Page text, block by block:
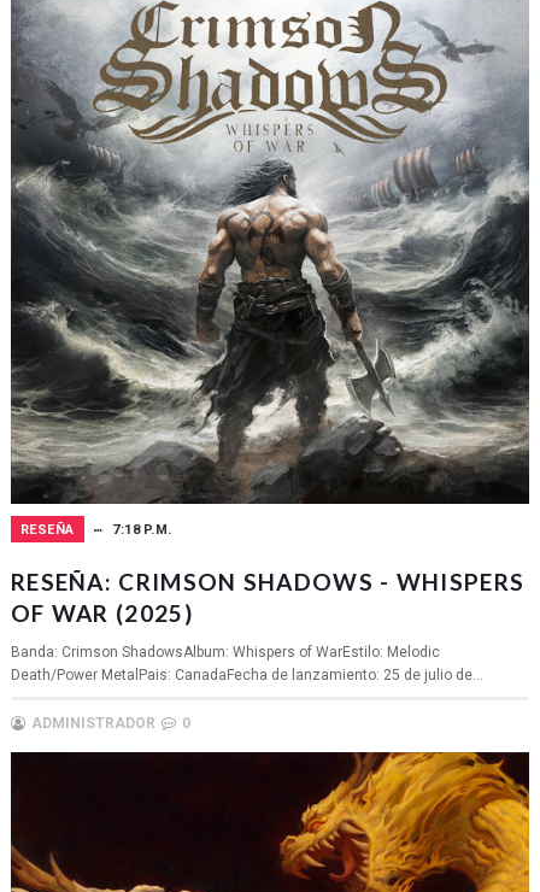
RESEÑA 7:18 P.M.
RESEÑA: CRIMSON SHADOWS - WHISPERS
OF WAR (2025)
Banda: Crimson ShadowsAlbum: Whispers of WarEstilo: Melodic
Death/Power MetalPais: CanadaFecha de lanzamiento: 25 de julio de...
ADMINISTRADOR 0